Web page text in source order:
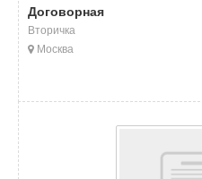
Договорная
Вторичка
Москва